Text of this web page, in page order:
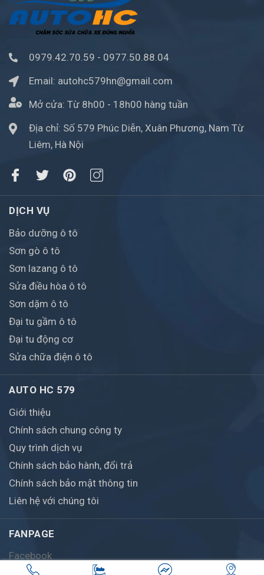
0979.42.70.59 - 0977.50.88.04
Email: autohc579hn@gmail.com
Mở cửa: Từ 8h00 - 18h00 hàng tuần
Địa chỉ: Số 579 Phúc Diễn, Xuân Phương, Nam Từ
Liêm, Hà Nội
DỊCH VỤ
Bảo dưỡng ô tô
Sơn gò ô tô
Sơn lazang ô tô
Sửa điều hòa ô tô
Sơn dặm ô tô
Đại tu gầm ô tô
Đại tu động cơ
Sửa chữa điện ô tô
AUTO HC 579
Giới thiệu
Chính sách chung công ty
Quy trình dịch vụ
Chính sách bảo hành, đổi trả
Chính sách bảo mật thông tin
Liên hệ với chúng tôi
FANPAGE
Facebook